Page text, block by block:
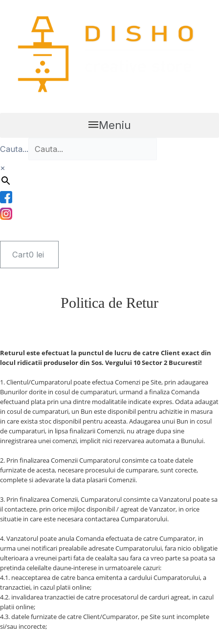
Meniu
Cauta...
×
0 lei
Cart
Politica de Retur
Returul este efectuat la punctul de lucru de catre Client exact din
locul ridicatii produselor din Sos. Vergului 10 Sector 2 Bucuresti!
1. Clientul/Cumparatorul poate efectua Comenzi pe Site, prin adaugarea
Bunurilor dorite in cosul de cumparaturi, urmand a finaliza Comanda
efectuand plata prin una dintre modalitatile indicate expres. Odata adaugat
in cosul de cumparaturi, un Bun este disponibil pentru achizitie in masura
in care exista stoc disponibil pentru aceasta. Adaugarea unui Bun in cosul
de cumparaturi, in lipsa finalizarii Comenzii, nu atrage dupa sine
inregistrarea unei comenzi, implicit nici rezervarea automata a Bunului.
2. Prin finalizarea Comenzii Cumparatorul consimte ca toate datele
furnizate de acesta, necesare procesului de cumparare, sunt corecte,
complete si adevarate la data plasarii Comenzii.
3. Prin finalizarea Comenzii, Cumparatorul consimte ca Vanzatorul poate sa
il contacteze, prin orice mijloc disponibil / agreat de Vanzator, in orice
situatie in care este necesara contactarea Cumparatorului.
4. Vanzatorul poate anula Comanda efectuata de catre Cumparator, in
urma unei notificari prealabile adresate Cumparatorului, fara nicio obligatie
ulterioara a vreunei parti fata de cealalta sau fara ca vreo parte sa poata sa
pretinda celeilalte daune-interese in urmatoarele cazuri:
4.1. neacceptarea de catre banca emitenta a cardului Cumparatorului, a
tranzactiei, in cazul platii online;
4.2. invalidarea tranzactiei de catre procesatorul de carduri agreat, in cazul
platii online;
4.3. datele furnizate de catre Client/Cumparator, pe Site sunt incomplete
si/sau incorecte;